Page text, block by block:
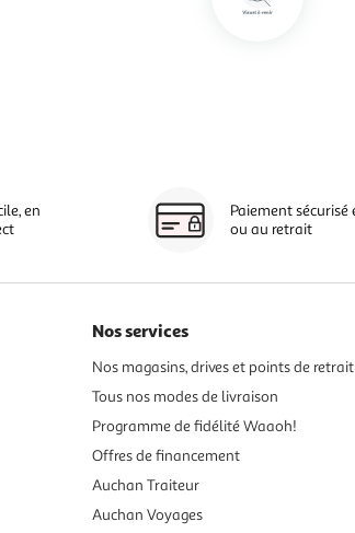
en
Paiement sécurisé
ou au retrait
Nos services
Nos magasins, drives et points de retrait
Tous nos modes de livraison
Programme de fidélité Waaoh!
Offres de financement
Auchan Traiteur
Auchan Voyages